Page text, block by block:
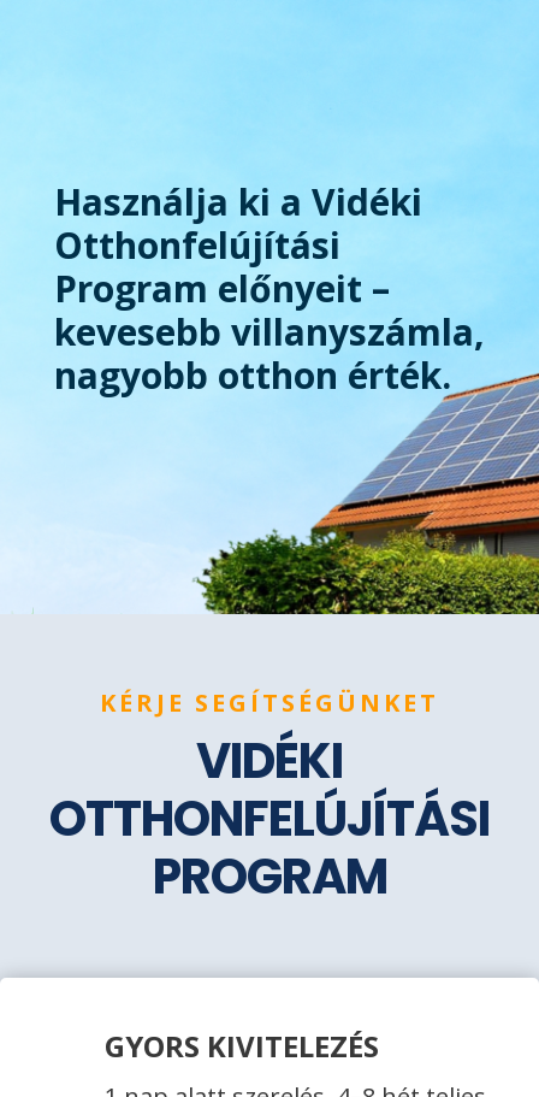
Használja ki a Vidéki
Otthonfelújítási
Program előnyeit –
kevesebb villanyszámla,
nagyobb otthon érték.
KÉRJE SEGÍTSÉGÜNKET
VIDÉKI
OTTHONFELÚJÍTÁSI
PROGRAM
GYORS KIVITELEZÉS